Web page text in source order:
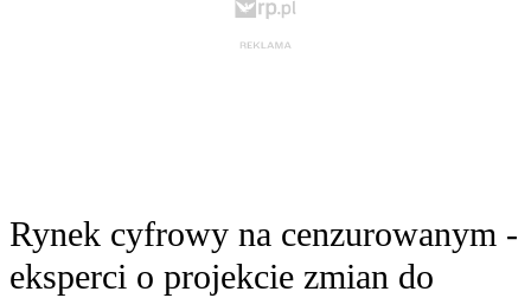
Rynek cyfrowy na cenzurowanym -
eksperci o projekcie zmian do